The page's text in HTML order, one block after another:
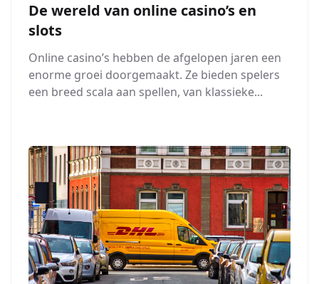
De wereld van online casino’s en
slots
Online casino’s hebben de afgelopen jaren een
enorme groei doorgemaakt. Ze bieden spelers
een breed scala aan spellen, van klassieke...